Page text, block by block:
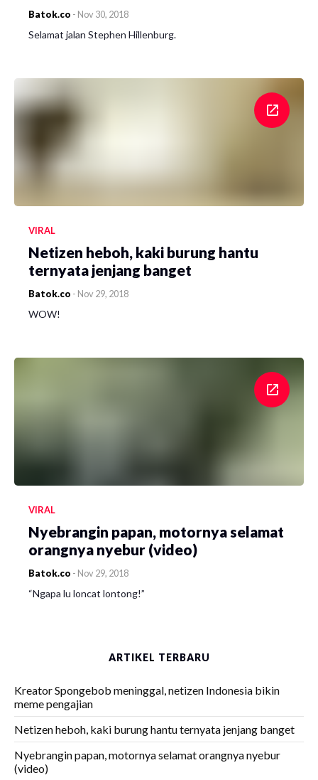
Batok.co - Nov 30, 2018
Selamat jalan Stephen Hillenburg.
VIRAL
Netizen heboh, kaki burung hantu
ternyata jenjang banget
Batok.co - Nov 29, 2018
WOW!
VIRAL
Nyebrangin papan, motornya selamat
orangnya nyebur (video)
Batok.co - Nov 29, 2018
“Ngapa lu loncat lontong!”
ARTIKEL TERBARU
Kreator Spongebob meninggal, netizen Indonesia bikin
meme pengajian
Netizen heboh, kaki burung hantu ternyata jenjang banget
Nyebrangin papan, motornya selamat orangnya nyebur
(video)